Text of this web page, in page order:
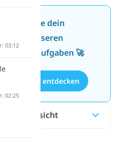
neu: Teste dein
mit unseren
Aufgaben 🚀
Aufgaben entdecken
03:12
02:25